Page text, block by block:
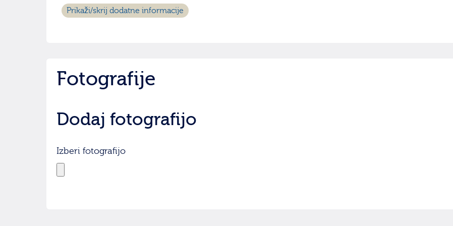
Prikaži/skrij dodatne informacije
Fotografije
Dodaj fotografijo
Izberi fotografijo